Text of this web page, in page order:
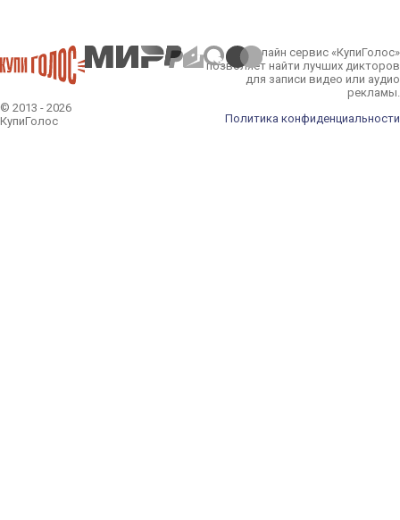
© 2013 - 2026
КупиГолос
Онлайн сервис «КупиГолос»
позволяет найти лучших дикторов
для записи видео или аудио
рекламы.
Политика конфиденциальности